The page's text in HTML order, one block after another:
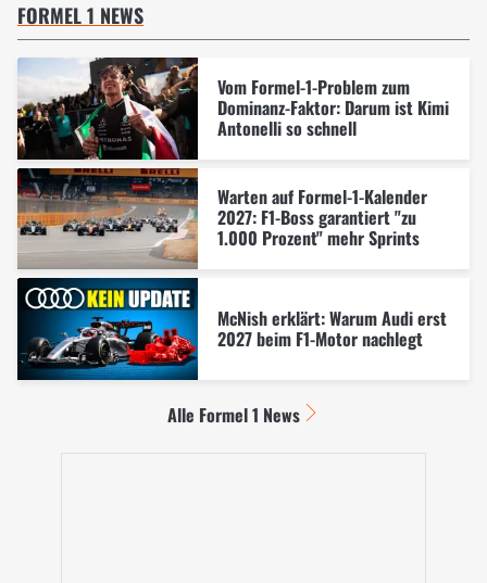
FORMEL 1 NEWS
Vom Formel-1-Problem zum
Dominanz-Faktor: Darum ist Kimi
Antonelli so schnell
Warten auf Formel-1-Kalender
2027: F1-Boss garantiert "zu
1.000 Prozent" mehr Sprints
McNish erklärt: Warum Audi erst
2027 beim F1-Motor nachlegt
Alle Formel 1 News